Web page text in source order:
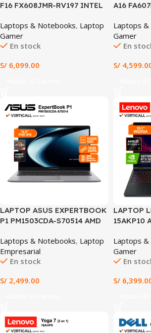
F16 FX608JMR-RV197 INTEL
1TB SSD RTX 5060 8GB 16″
FHD IPS 144HZ WINDOWS 11
HOME (FX608JMR-RV197)
Laptops & Notebooks, Laptop
Gamer
En stock
S/ 6,099.00
A16
SSD RTX
IPS
HOME +
Laptops
Gamer
En
S/
LAPTOP ASUS EXPERTBOOK
P1 PM1503CDA-S70514 AMD
512GB SSD AMD RADEON
GRAPHICS 15.6″ FHD IPS
(PM1503CDA-S70514) +
Laptops & Notebooks, Laptop
Empresarial
En stock
S/ 2,499.00
LAPTOP
15AKP10
SSD,
RTX™
WQXGA
Laptops
Gamer
En
S/